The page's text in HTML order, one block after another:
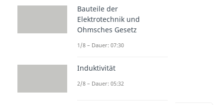
Anwendung in der
Elektrotechnik
Bauteile der
Elektrotechnik und
Ohmsches Gesetz
1/8 – Dauer: 07:30
Induktivität
2/8 – Dauer: 05:32